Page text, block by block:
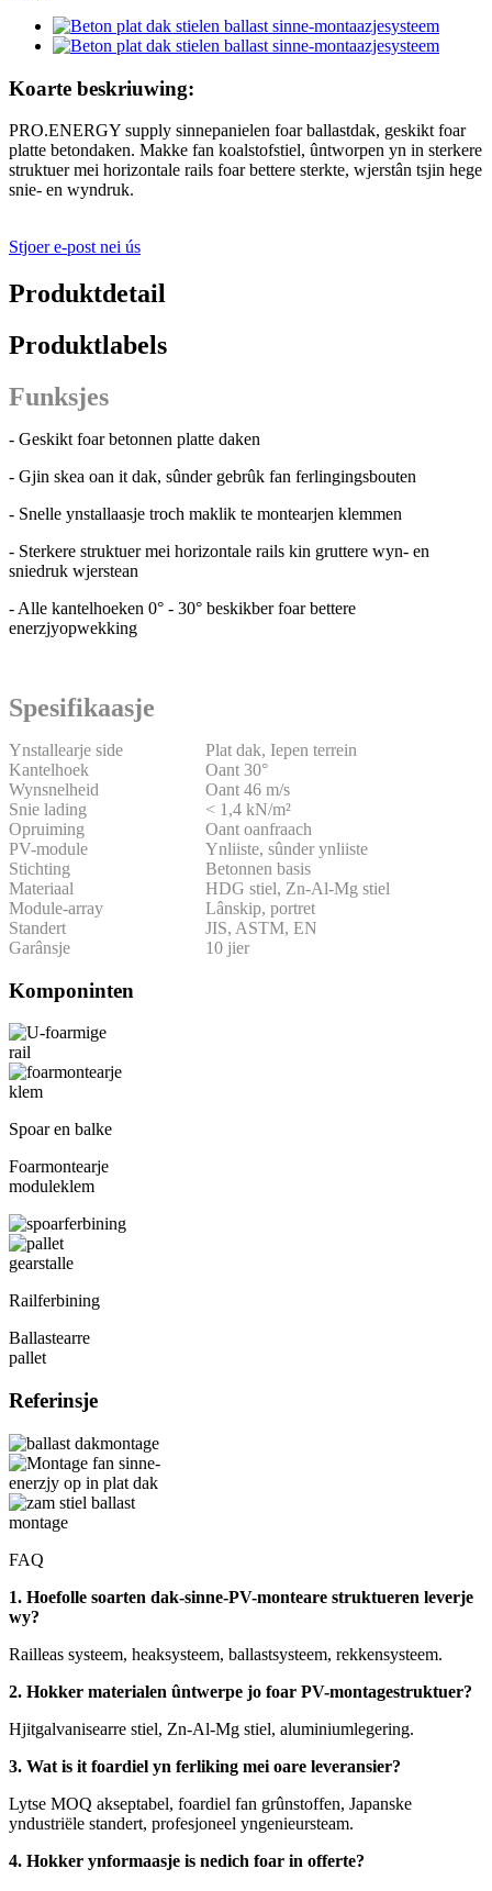
Koarte beskriuwing:
PRO.ENERGY supply sinnepanielen foar ballastdak, geskikt foar
platte betondaken. Makke fan koalstofstiel, ûntworpen yn in sterkere
struktuer mei horizontale rails foar bettere sterkte, wjerstân tsjin hege
snie- en wyndruk.
Stjoer e-post nei ús
Produktdetail
Produktlabels
Funksjes
- Geskikt foar betonnen platte daken
- Gjin skea oan it dak, sûnder gebrûk fan ferlingingsbouten
- Snelle ynstallaasje troch maklik te montearjen klemmen
- Sterkere struktuer mei horizontale rails kin gruttere wyn- en
sniedruk wjerstean
- Alle kantelhoeken 0° - 30° beskikber foar bettere
enerzjyopwekking
Spesifikaasje
Ynstallearje side
Plat dak, Iepen terrein
Kantelhoek
Oant 30°
Wynsnelheid
Oant 46 m/s
Snie lading
< 1,4 kN/m²
Opruiming
Oant oanfraach
PV-module
Ynliiste, sûnder ynliiste
Stichting
Betonnen basis
Materiaal
HDG stiel, Zn-Al-Mg stiel
Module-array
Lânskip, portret
Standert
JIS, ASTM, EN
Garânsje
10 jier
Komponinten
Spoar en balke
Foarmontearje
moduleklem
Railferbining
Ballastearre
pallet
Referinsje
FAQ
1. Hoefolle soarten dak-sinne-PV-monteare struktueren leverje
wy?
Railleas systeem, heaksysteem, ballastsysteem, rekkensysteem.
2. Hokker materialen ûntwerpe jo foar PV-montagestruktuer?
Hjitgalvanisearre stiel, Zn-Al-Mg stiel, aluminiumlegering.
3. Wat is it foardiel yn ferliking mei oare leveransier?
Lytse MOQ akseptabel, foardiel fan grûnstoffen, Japanske
yndustriële standert, profesjoneel yngenieursteam.
4. Hokker ynformaasje is nedich foar in offerte?